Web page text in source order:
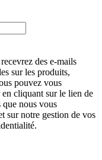
des e-mails
sur les produits,
pouvez vous
cliquant sur le lien de
que nous vous
sur notre gestion de vos